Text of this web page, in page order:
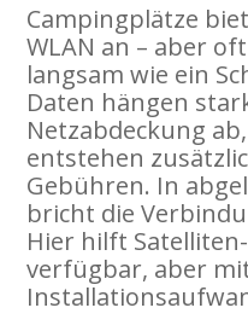
Campingplätze
WLAN an – aber
langsam wie ein
Daten hängen
Netzabdeckung
entstehen
Gebühren. In
bricht die
Hier hilft
verfügbar, aber